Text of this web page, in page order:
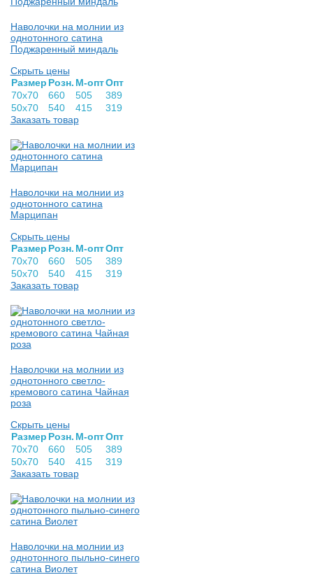
Наволочки на молнии из
однотонного сатина
Поджаренный миндаль
Скрыть цены
Раз­мер Розн. М-оптОпт
70х70
660 505
389
50х70
540 415
319
Заказать товар
Наволочки на молнии из
однотонного сатина
Марципан
Скрыть цены
Раз­мер Розн. М-оптОпт
70х70
660 505
389
50х70
540 415
319
Заказать товар
Наволочки на молнии из
однотонного светло-
кремового сатина Чайная
роза
Скрыть цены
Раз­мер Розн. М-оптОпт
70х70
660 505
389
50х70
540 415
319
Заказать товар
Наволочки на молнии из
однотонного пыльно-синего
сатина Виолет